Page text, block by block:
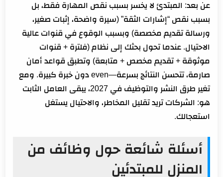
عن بعد: المبتدئ لا يخسر بسبب نقص المهارة فقط، بل
بسبب نقص “إشارات الثقة” (سيرة واضحة، إثبات صغير،
ورسالة تقديم مخصصة) وبسبب الوقوع في قنوات عالية
الاحتيال. عندما تحول بحثك إلى نظام (فلترة + قنوات
موثوقة + تقديم مخصص + متابعة) وتطبق قواعد أمان
صارمة، تتحسن النتائج بسرعة—even دون خبرة كبيرة. ومع
تغير طرق النشر والتوظيف في 2027، يبقى العامل الثابت
هو: الشركات تريد تقليل المخاطر، والاحتيال يستغل
استعجالك.
أسئلة شائعة حول وظائف من
المنزل للمبتدئين